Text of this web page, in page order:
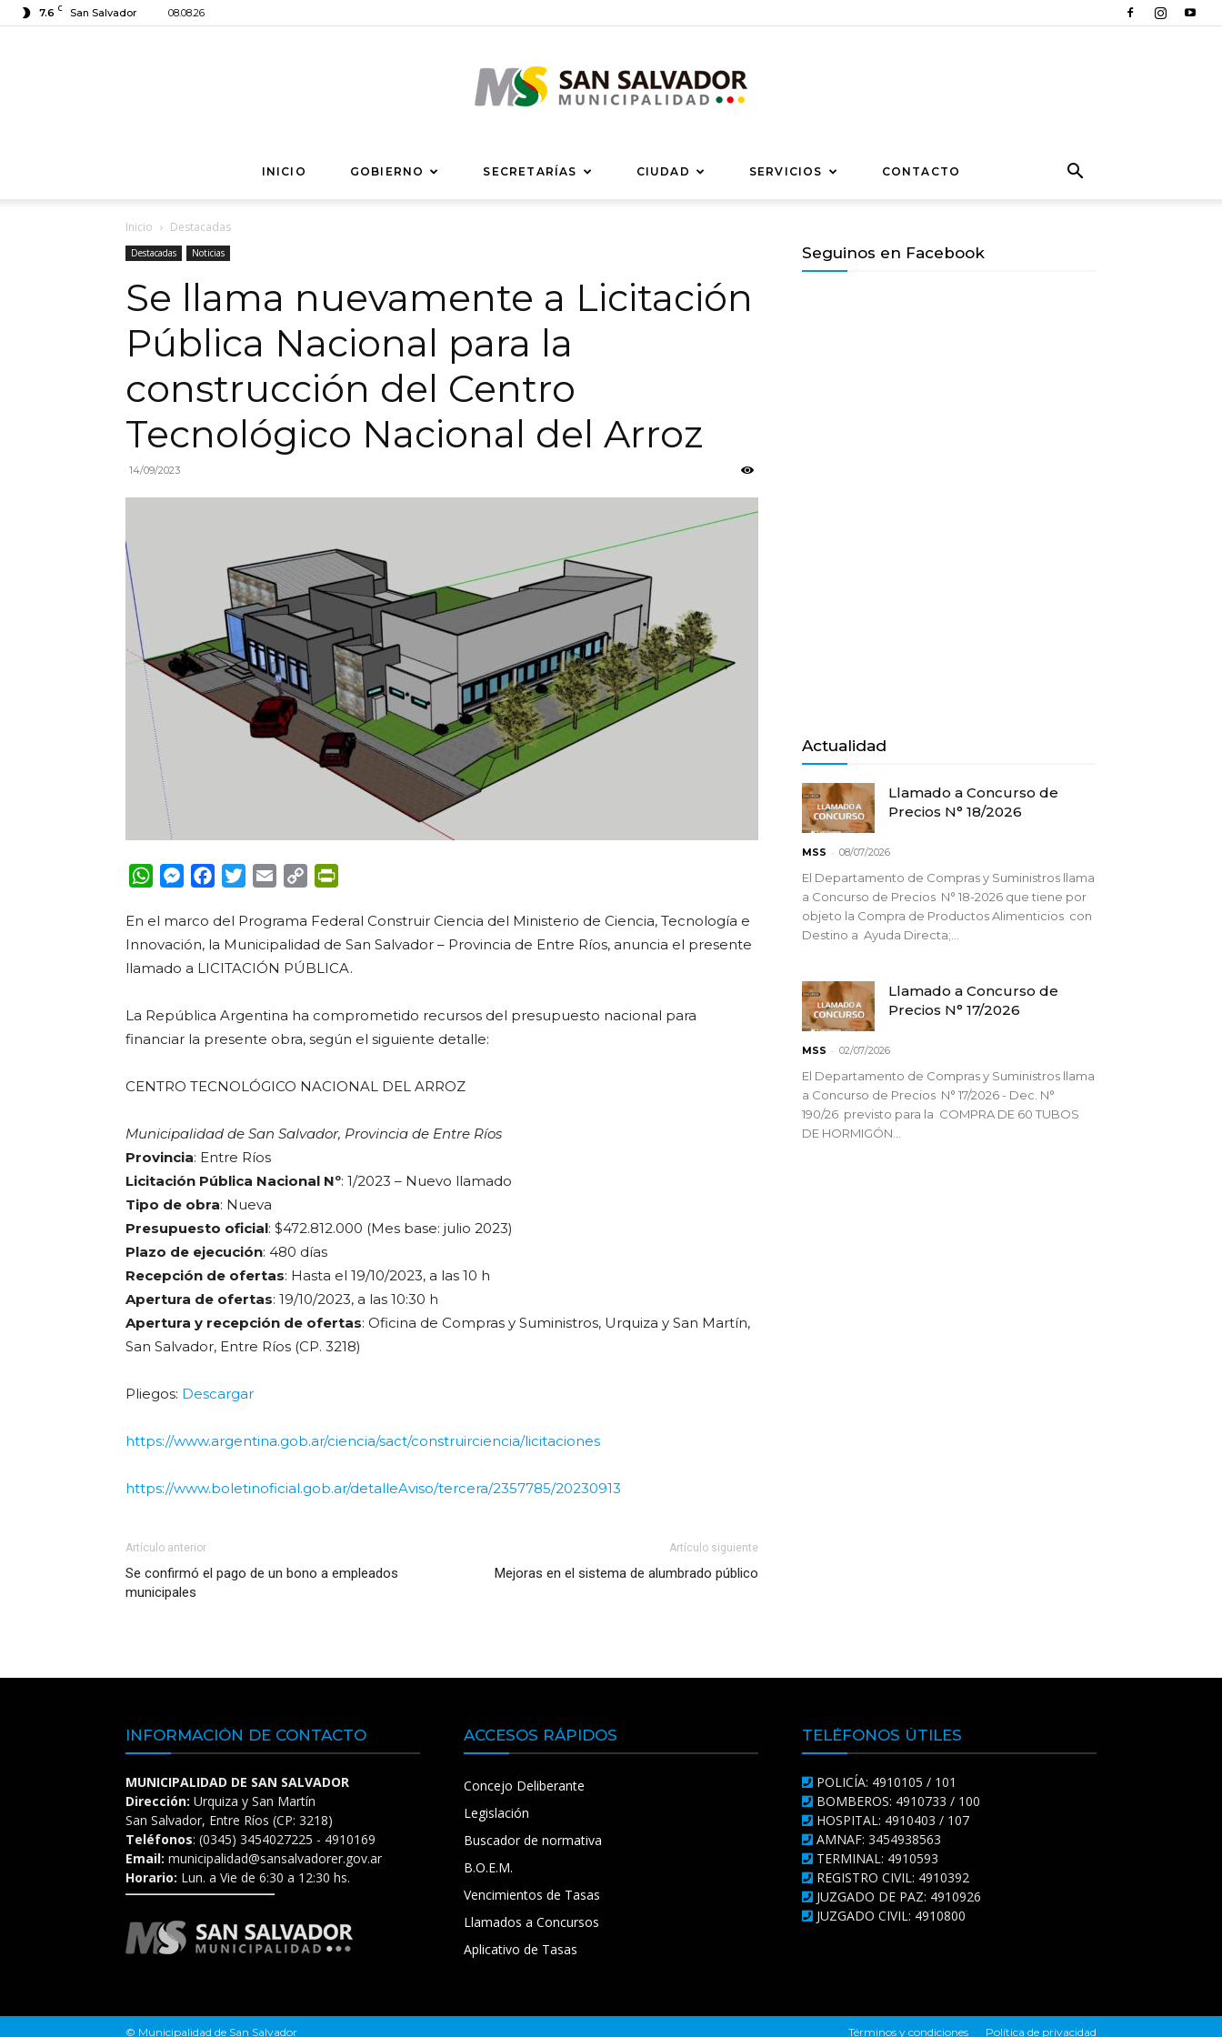
7.6 C San Salvador 08.08.26
Municipalidad
INICIO GOBIERNO SECRETARÍAS CIUDAD SERVICIOS CONTACTO
Inicio Destacadas
Destacadas Noticias
Se llama nuevamente a Licitación
Pública Nacional para la
construcción del Centro
Tecnológico Nacional del Arroz
14/09/2023
WhatsApp
Messenger
FacebookTwitterEmail Copy
En el marco del Programa Federal Construir Ciencia del Ministerio de Ciencia, Tecnología e
Innovación, la Municipalidad de San Salvador – Provincia de Entre Ríos, anuncia el presente
llamado a LICITACIÓN PÚBLICA.
La República Argentina ha comprometido recursos del presupuesto nacional para
financiar la presente obra, según el siguiente detalle:
CENTRO TECNOLÓGICO NACIONAL DEL ARROZ
Municipalidad de San Salvador, Provincia de Entre Ríos
Provincia: Entre Ríos
Licitación Pública Nacional Nº: 1/2023 – Nuevo llamado
Tipo de obra: Nueva
Presupuesto oficial: $472.812.000 (Mes base: julio 2023)
Plazo de ejecución: 480 días
Recepción de ofertas: Hasta el 19/10/2023, a las 10 h
Apertura de ofertas: 19/10/2023, a las 10:30 h
Apertura y recepción de ofertas: Oficina de Compras y Suministros, Urquiza y San Martín,
San Salvador, Entre Ríos (CP. 3218)
Pliegos: Descargar
https://www.argentina.gob.ar/ciencia/sact/construirciencia/licitaciones
https://www.boletinoficial.gob.ar/detalleAviso/tercera/2357785/20230913
Artículo anterior
Se confirmó el pago de un bono a empleados
municipales
Artículo siguiente
Mejoras en el sistema de alumbrado público
Seguinos en Facebook
Actualidad
Llamado a Concurso de
Precios N° 18/2026
MSS - 08/07/2026
El Departamento de Compras y Suministros llama
a Concurso de Precios N° 18-2026 que tiene por
objeto la Compra de Productos Alimenticios con
Destino a Ayuda Directa;...
Llamado a Concurso de
Precios N° 17/2026
MSS - 02/07/2026
El Departamento de Compras y Suministros llama
a Concurso de Precios N° 17/2026 - Dec. N°
190/26 previsto para la COMPRA DE 60 TUBOS
DE HORMIGÓN...
INFORMACIÓN DE CONTACTO
MUNICIPALIDAD DE SAN SALVADOR
Dirección: Urquiza y San Martín
San Salvador, Entre Ríos (CP: 3218)
Teléfonos: (0345) 3454027225 - 4910169
Email: municipalidad@sansalvadorer.gov.ar
Horario: Lun. a Vie de 6:30 a 12:30 hs.
ACCESOS RÁPIDOS
Concejo Deliberante
Legislación
Buscador de normativa
B.O.E.M.
Vencimientos de Tasas
Llamados a Concursos
Aplicativo de Tasas
TELÉFONOS ÚTILES
POLICÍA: 4910105 / 101
BOMBEROS: 4910733 / 100
HOSPITAL: 4910403 / 107
AMNAF: 3454938563
TERMINAL: 4910593
REGISTRO CIVIL: 4910392
JUZGADO DE PAZ: 4910926
JUZGADO CIVIL: 4910800
Términos y condiciones Política de privacidad
© Municipalidad de San Salvador